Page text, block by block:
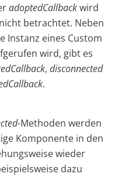
adoptedCallbackwird
betrachtet. Neben
Instanz eines Custom
wird, gibt es
, disconnected
.
-Methoden werden
Komponente in den
wieder
dazu